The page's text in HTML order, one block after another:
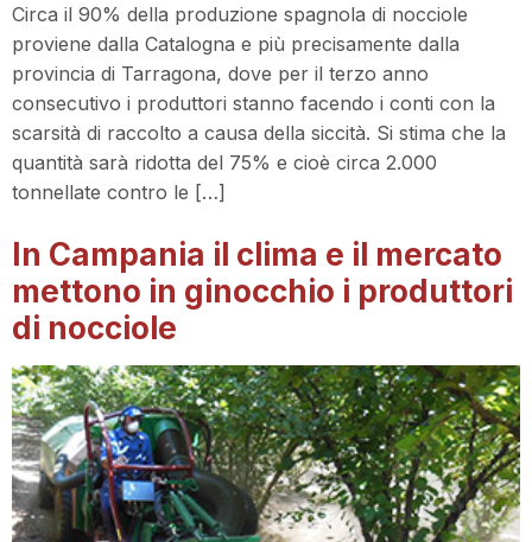
Circa il 90% della produzione spagnola di nocciole
proviene dalla Catalogna e più precisamente dalla
provincia di Tarragona, dove per il terzo anno
consecutivo i produttori stanno facendo i conti con la
scarsità di raccolto a causa della siccità. Si stima che la
quantità sarà ridotta del 75% e cioè circa 2.000
tonnellate contro le […]
In Campania il clima e il mercato
mettono in ginocchio i produttori
di nocciole